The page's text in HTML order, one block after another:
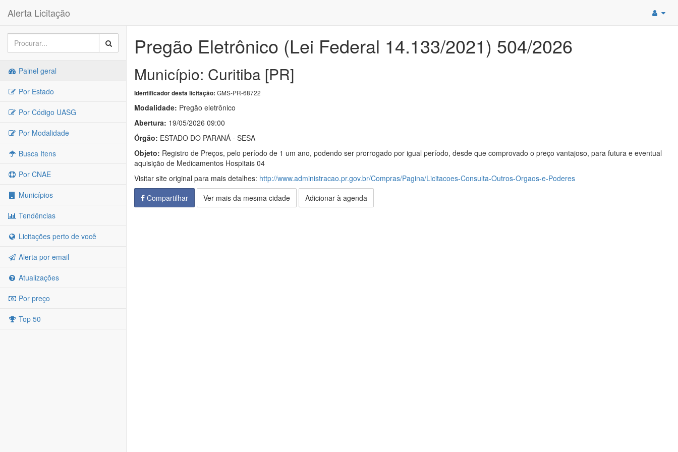
Alerta Licitação
Painel geral
Por Estado
Por Código UASG
Por Modalidade
Busca Itens
Por CNAE
Municípios
Tendências
Licitações perto de você
Alerta por email
Atualizações
Por preço
Top 50
Pregão Eletrônico (Lei Federal 14.133/2021) 504/2026
Município: Curitiba [PR]
Identificador desta licitação: GMS-PR-68722
Modalidade: Pregão eletrônico
Abertura: 19/05/2026 09:00
Órgão: ESTADO DO PARANÁ - SESA
Objeto: Registro de Preços, pelo período de 1 um ano, podendo ser prorrogado por igual período, desde que comprovado o preço vantajoso, para futura e eventual
aquisição de Medicamentos Hospitais 04
Visitar site original para mais detalhes: http://www.administracao.pr.gov.br/Compras/Pagina/Licitacoes-Consulta-Outros-Orgaos-e-Poderes
Compartilhar
Ver mais da mesma cidade Adicionar à agenda